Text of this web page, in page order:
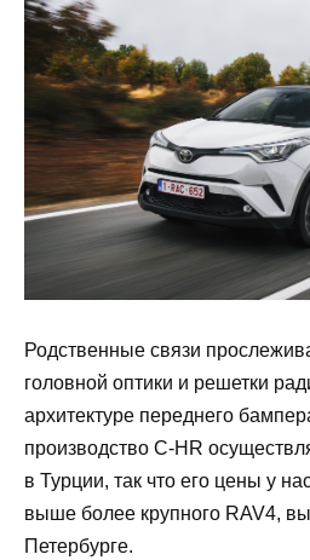
Родственные связи
головной оптики и решетки
архитектуре переднего
производство C-HR
в Турции, так что его цены у
выше более крупного RAV4,
Петербурге.